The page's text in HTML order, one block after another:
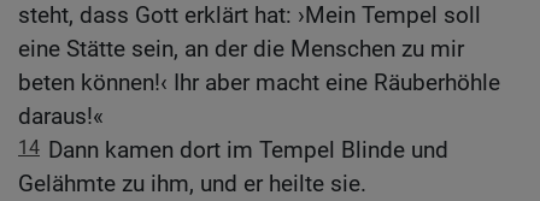
steht, dass Gott erklärt hat: ›Mein Tempel soll
eine Stätte sein, an der die Menschen zu mir
beten können!‹ Ihr aber macht eine Räuberhöhle
daraus!«
14 Dann kamen dort im Tempel Blinde und
Gelähmte zu ihm, und er heilte sie.